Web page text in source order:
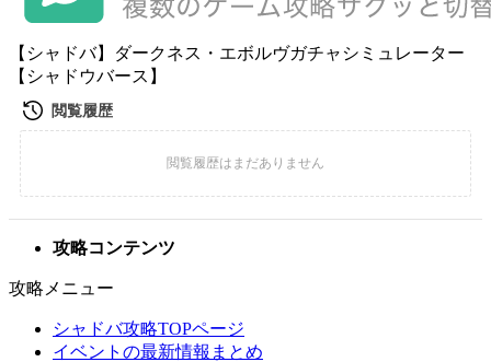
【シャドバ】ダークネス・エボルヴガチャシミュレーター
【シャドウバース】
攻略コンテンツ
攻略メニュー
シャドバ攻略TOPページ
イベントの最新情報まとめ